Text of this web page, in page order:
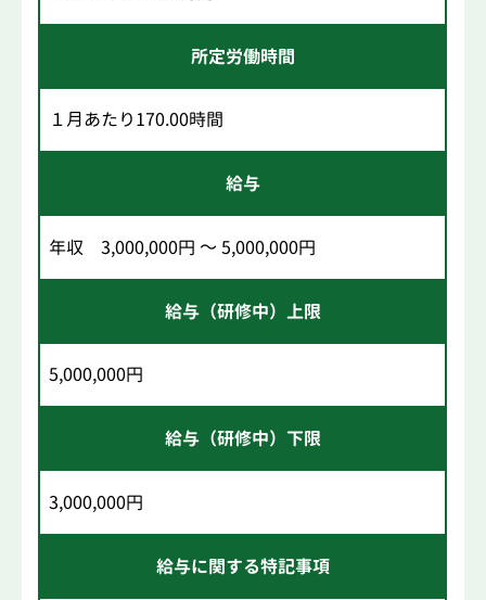
所定労働時間
１月あたり170.00時間
給与
年収 3,000,000円 ～ 5,000,000円
給与（研修中）上限
5,000,000円
給与（研修中）下限
3,000,000円
給与に関する特記事項